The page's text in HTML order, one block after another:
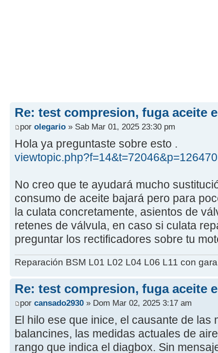
Re: test compresion, fuga aceite
por olegario » Sab Mar 01, 2025 23:30 pm
Hola ya preguntaste sobre esto .
No creo que te ayudará mucho
consumo de aceite bajará pero para
la culata concretamente, asientos de
retenes de válvula, en caso si culata
preguntar los rectificadores sobre tu
Reparación BSM L01 L02 L04 L06 L11 con
Re: test compresion, fuga aceite
por cansado2930 » Dom Mar 02, 2025 3:17 am
El hilo ese que inice, el causante de las
balancines, las medidas actuales de
rango que indica el diagbox. Sin